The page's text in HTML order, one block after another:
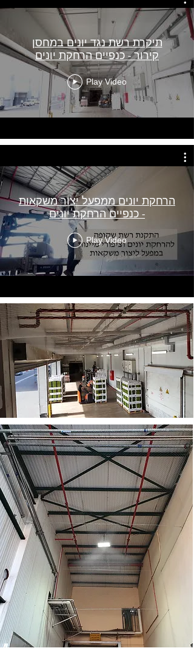
תיקרת רשת נגד יונים במחסן
קירור - כנפיים הרחקת יונים
Play Video
הרחקת יונים ממפעל יצור משקאות
- כנפיים הרחקת יונים
Play Video